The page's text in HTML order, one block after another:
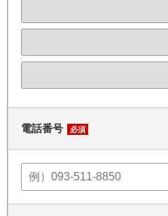
電話番号 必須